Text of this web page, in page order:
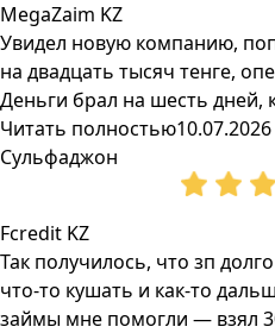
MegaZaim KZ
Увидел новую компанию,
на двадцать тысяч тенге,
Деньги брал на шесть дней,
Читать полностью10.07.2026
Сульфаджон
Fcredit KZ
Так получилось, что зп
что-то кушать и как-то
займы мне помогли — взял